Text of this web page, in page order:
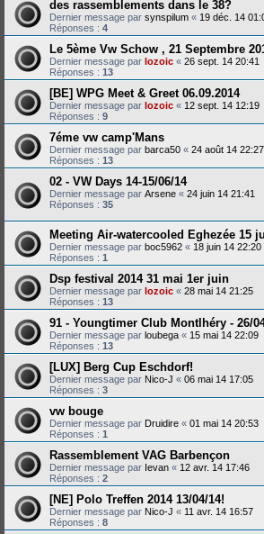
des rassemblements dans le 38?
Dernier message par synspilum « 19 déc. 14
Réponses : 4
Le 5ème Vw Schow , 21 Septembre
Dernier message par lozoic « 26 sept. 14 20:41
Réponses : 13
[BE] WPG Meet & Greet 06.09.2014
Dernier message par lozoic « 12 sept. 14 12:19
Réponses : 9
7éme vw camp'Mans
Dernier message par barca50 « 24 août 14 22:27
Réponses : 13
02 - VW Days 14-15/06/14
Dernier message par Arsene « 24 juin 14 21:41
Réponses : 35
Meeting Air-watercooled Eghezée 15
Dernier message par boc5962 « 18 juin 14 22:20
Réponses : 1
Dsp festival 2014 31 mai 1er juin
Dernier message par lozoic « 28 mai 14 21:25
Réponses : 13
91 - Youngtimer Club Montlhéry - 26/
Dernier message par loubega « 15 mai 14 22:09
Réponses : 13
[LUX] Berg Cup Eschdorf!
Dernier message par Nico-J « 06 mai 14 17:05
Réponses : 3
vw bouge
Dernier message par Druidire « 01 mai 14 20:53
Réponses : 1
Rassemblement VAG Barbençon
Dernier message par Ievan « 12 avr. 14 17:46
Réponses : 2
[NE] Polo Treffen 2014 13/04/14!
Dernier message par Nico-J « 11 avr. 14 16:57
Réponses : 8